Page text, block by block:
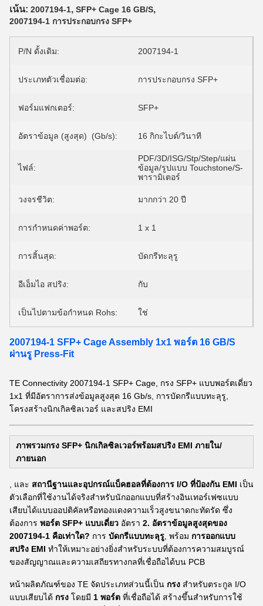
เน้น: 2007194-1, SFP+ Cage 16 GB/S,
2007194-1 การประกอบกรง SFP+
P/N ดั้งเดิม: 2007194-1
ประเภทตัวเชื่อมต่อ: การประกอบกรง SFP+
ฟอร์มแฟกเตอร์: SFP+
อัตราข้อมูล (สูงสุด) (Gb/s): 16 กิกะไบต์/วินาที
ไฟล์:
PDF/3D/ISG/Stp/Step/แผ่น
ข้อมูล/รูปแบบ Touchstone/S-
พารามิเตอร์
วงจรชีวิต: มากกว่า 20 ปี
การกำหนดค่าพอร์ต: 1 x 1
การสิ้นสุด: บัดกรีทะลุรู
อีเอ็มไอ สปริง: กับ
เป็นไปตามข้อกำหนด Rohs: ใช่
2007194-1 SFP+ Cage Assembly 1x1 พอร์ต 16 GB/S
ผ่านรู Press-Fit
TE Connectivity 2007194-1 SFP+ Cage, กรง SFP+ แบบพอร์ตเดี่ยว
1x1 ที่มีอัตราการส่งข้อมูลสูงสุด 16 Gb/s, การบัดกรีแบบทะลุรู,
โครงสร้างนิกเกิลซิลเวอร์ และสปริง EMI
ภาพรวมกรง SFP+ นิกเกิลซิลเวอร์พร้อมสปริง EMI ภายใน/
ภายนอก
, และ สถานีฐานและอุปกรณ์แบ็คฮอลที่ต้องการ I/O ที่ป้องกัน EMI เป็น
ตัวเลือกที่ใช้งานได้จริงสำหรับนักออกแบบที่สร้างอินเทอร์เฟซแบบ
เสียบได้แบบออปติคัลหรือทองแดงความเร็วสูงขนาดกะทัดรัด ซึ่ง
ต้องการ พอร์ต SFP+ แบบเดี่ยว อัตรา 2. อัตราข้อมูลสูงสุดของ
2007194-1 คือเท่าใด? การ บัดกรีแบบทะลุรู , พร้อม การออกแบบ
สปริง EMI ทำให้เหมาะอย่างยิ่งสำหรับระบบที่ต้องการความสมบูรณ์
ของสัญญาณและความเสถียรทางกลที่เชื่อถือได้บน PCB
หน้าผลิตภัณฑ์ของ TE จัดประเภทส่วนนี้เป็น กรง สำหรับตระกูล I/O
แบบเสียบได้ กรง โดยมี 1 พอร์ต ที่เชื่อถือได้ สร้างขึ้นสำหรับการใช้